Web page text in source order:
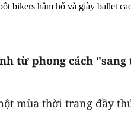
bikers hầm hố và giày ballet
từ phong cách
mùa thời trang đầy